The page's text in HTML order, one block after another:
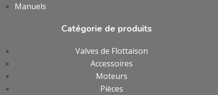
Manuels
Catégorie de produits
Valves de Flottaison
Accessoires
Moteurs
Pièces